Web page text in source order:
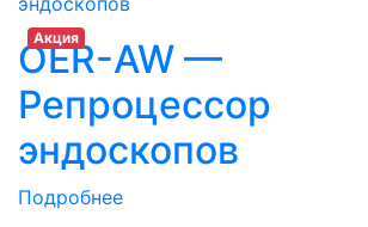
Акция
OER-AW —
Репроцессор
эндоскопов
Подробнее